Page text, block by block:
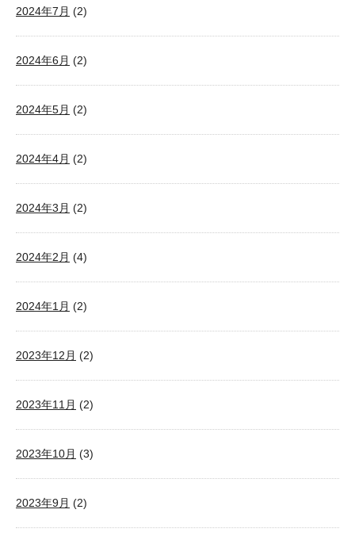
2024年7月 (2)
2024年6月 (2)
2024年5月 (2)
2024年4月 (2)
2024年3月 (2)
2024年2月 (4)
2024年1月 (2)
2023年12月 (2)
2023年11月 (2)
2023年10月 (3)
2023年9月 (2)